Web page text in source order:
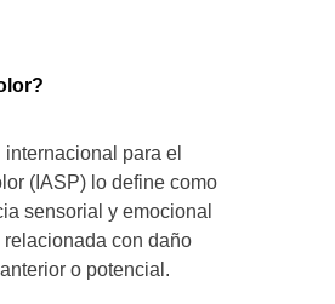
internacional para el
(IASP) lo define como
sensorial y emocional
con daño
o potencial.